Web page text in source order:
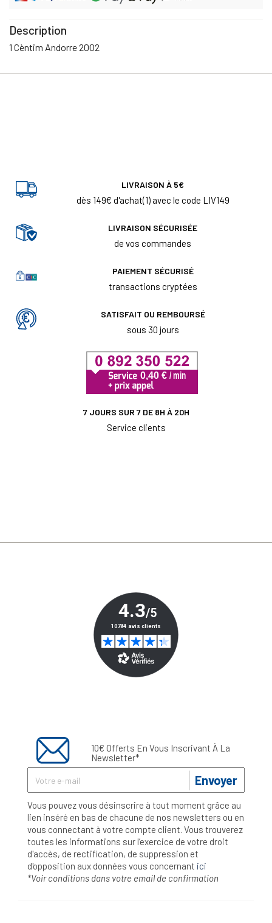
Description
1 Cèntim Andorre 2002
LIVRAISON À 5€
dès 149€ d'achat(1) avec le code LIV149
LIVRAISON SÉCURISÉE
de vos commandes
PAIEMENT SÉCURISÉ
transactions cryptées
SATISFAIT OU REMBOURSÉ
sous 30 jours
7 JOURS SUR 7 DE 8H À 20H
Service clients
10€ Offerts En Vous Inscrivant À La
Newsletter*
Envoyer
Vous pouvez vous désinscrire à tout moment grâce au
lien inséré en bas de chacune de nos newsletters ou en
vous connectant à votre compte client. Vous trouverez
toutes les informations sur l’exercice de votre droit
d'accès, de rectification, de suppression et
d'opposition aux données vous concernant ici
*Voir conditions dans votre email de confirmation